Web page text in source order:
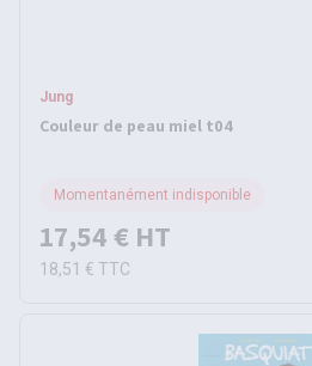
Jung
Couleur de peau miel t04
Momentanément indisponible
17,54 € HT
18,51 € TTC